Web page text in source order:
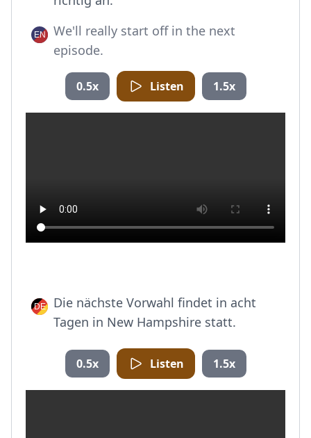
We'll really start off in the next
episode.
0.5x Listen 1.5x
Die nächste Vorwahl findet in acht
Tagen in New Hampshire statt.
0.5x Listen 1.5x